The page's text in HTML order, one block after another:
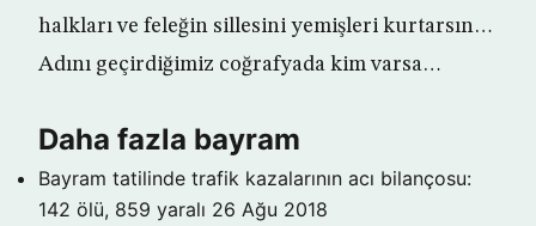
halkları ve feleğin sillesini yemişleri kurtarsın…
Adını geçirdiğimiz coğrafyada kim varsa…
Daha fazla bayram
Bayram tatilinde trafik kazalarının acı bilançosu:
142 ölü, 859 yaralı 26 Ağu 2018